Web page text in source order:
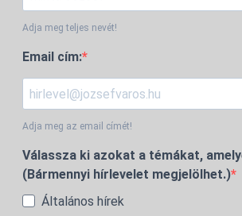
Adja meg teljes nevét!
Email cím:
Adja meg az email címét!
Válassza ki azokat a témákat,
(Bármennyi hírlevelet megjelölhet.)
Általános hírek